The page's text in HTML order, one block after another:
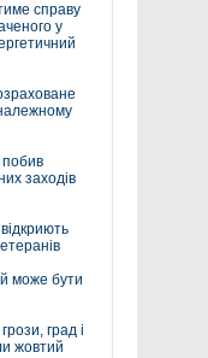
справу
у
побив
заходів
може бути
град і
жовтий